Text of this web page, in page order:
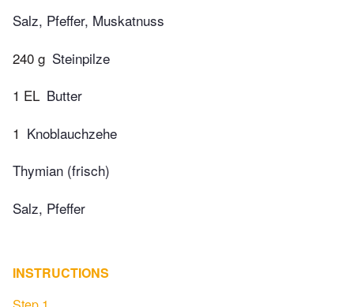
Salz, Pfeffer, Muskatnuss
240 g Steinpilze
1 EL Butter
1 Knoblauchzehe
Thymian (frisch)
Salz, Pfeffer
INSTRUCTIONS